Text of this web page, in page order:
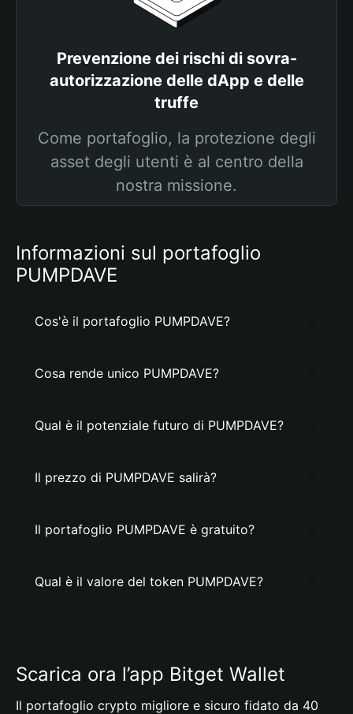
Prevenzione dei rischi di sovra-
autorizzazione delle dApp e delle
truffe
Come portafoglio, la protezione degli
asset degli utenti è al centro della
nostra missione.
Informazioni sul portafoglio
PUMPDAVE
Cos'è il portafoglio PUMPDAVE?
Cosa rende unico PUMPDAVE?
Qual è il potenziale futuro di PUMPDAVE?
Il prezzo di PUMPDAVE salirà?
Il portafoglio PUMPDAVE è gratuito?
Qual è il valore del token PUMPDAVE?
Scarica ora l’app Bitget Wallet
Il portafoglio crypto migliore e sicuro fidato da 40